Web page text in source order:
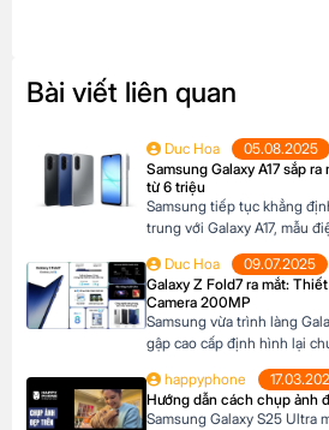
Bài viết liên quan
Duc Hoa
05.08.2025
Samsung Galaxy A17 sắp
từ 6 triệu
Samsung tiếp tục khẳng
trung với Galaxy A17, mẫu
bán lẻ tại Châu Âu. Với
camera, hiệu năng và thiết
Duc Hoa
09.07.2025
Galaxy Z Fold7 ra mắt:
Camera 200MP
Samsung vừa trình làng
gập cao cấp định hình lại
200MP sắc nét chưa từng
này không chỉ là một thiết
happyphone
Hướng dẫn cách chụp ảnh
Samsung Galaxy S25 Ultra